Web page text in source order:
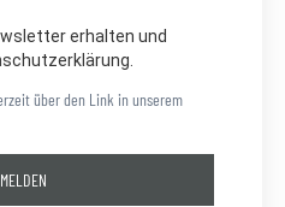
erhalten und
über den Link in unserem